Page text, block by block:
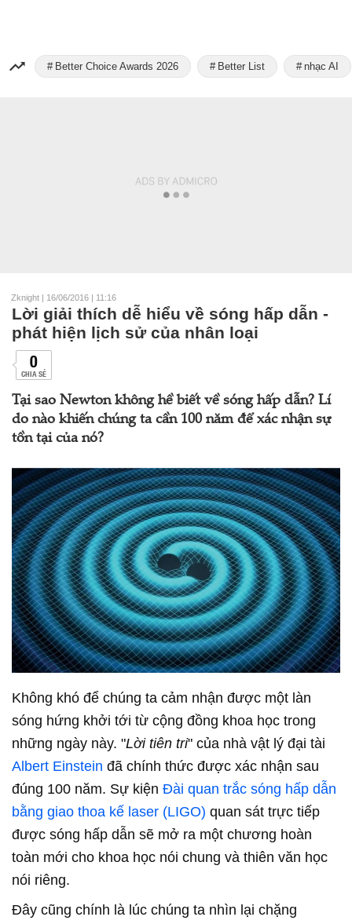
Better Choice Awards 2026 Better List nhạc AI
Zknight | 16/06/2016 | 11:16
Lời giải thích dễ hiểu về sóng hấp dẫn -
phát hiện lịch sử của nhân loại
0
CHIA SẺ
Tại sao Newton không hề biết về sóng hấp dẫn? Lí
do nào khiến chúng ta cần 100 năm để xác nhận sự
tồn tại của nó?
Không khó để chúng ta cảm nhận được một làn
sóng hứng khởi tới từ cộng đồng khoa học trong
những ngày này. "Lời tiên tri" của nhà vật lý đại tài
Albert Einstein đã chính thức được xác nhận sau
đúng 100 năm. Sự kiện Đài quan trắc sóng hấp dẫn
bằng giao thoa kế laser (LIGO) quan sát trực tiếp
được sóng hấp dẫn sẽ mở ra một chương hoàn
toàn mới cho khoa học nói chung và thiên văn học
nói riêng.
Đây cũng chính là lúc chúng ta nhìn lại chặng